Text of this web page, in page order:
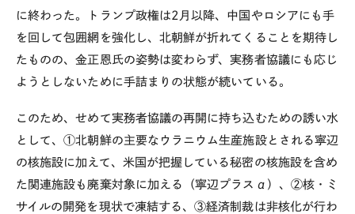
に終わった。トランプ政権は2月以降、中国やロシアにも手
を回して包囲網を強化し、北朝鮮が折れてくることを期待し
たものの、金正恩氏の姿勢は変わらず、実務者協議にも応じ
ようとしないために手詰まりの状態が続いている。
このため、せめて実務者協議の再開に持ち込むための誘い水
として、①北朝鮮の主要なウラニウム生産施設とされる寧辺
の核施設に加えて、米国が把握している秘密の核施設を含め
た関連施設も廃棄対象に加える（寧辺プラスα）、②核・ミ
サイルの開発を現状で凍結する、③経済制裁は非核化が行わ